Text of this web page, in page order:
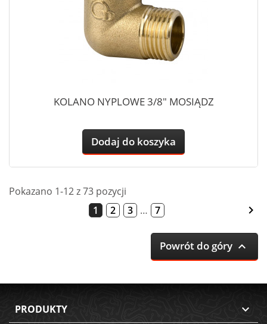
KOLANO NYPLOWE 3/8" MOSIĄDZ
Dodaj do koszyka
Pokazano 1-12 z 73 pozycji
1
2 3 … 7 
Powrót do góry 
PRODUKTY 